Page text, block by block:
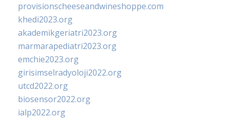
provisionscheeseandwineshoppe.com
khedi2023.org
akademikgeriatri2023.org
marmarapediatri2023.org
emchie2023.org
girisimselradyoloji2022.org
utcd2022.org
biosensor2022.org
ialp2022.org